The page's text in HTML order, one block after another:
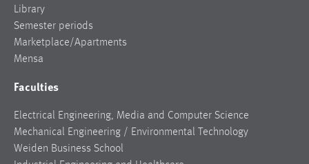
Library
Semester periods
Marketplace/Apartments
Mensa
Faculties
Electrical Engineering, Media and Computer Science
Mechanical Engineering / Environmental Technology
Weiden Business School